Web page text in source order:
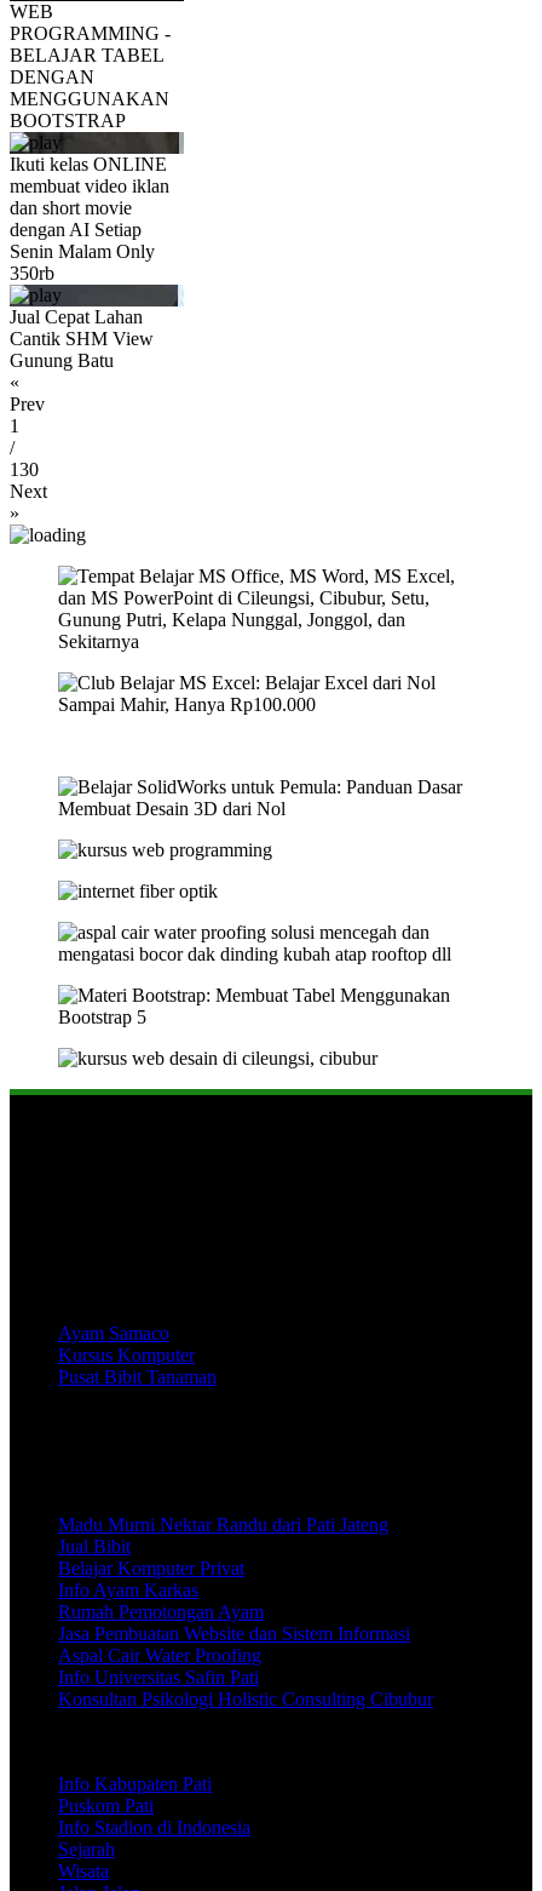
WEB
PROGRAMMING -
BELAJAR TABEL
DENGAN
MENGGUNAKAN
BOOTSTRAP
Ikuti kelas ONLINE
membuat video iklan
dan short movie
dengan AI Setiap
Senin Malam Only
350rb
Jual Cepat Lahan
Cantik SHM View
Gunung Batu
«
Prev
1
/
130
Next
»
Ayam Samaco
Kursus Komputer
Pusat Bibit Tanaman
Madu Murni Nektar Randu dari Pati Jateng
Jual Bibit
Belajar Komputer Privat
Info Ayam Karkas
Rumah Pemotongan Ayam
Jasa Pembuatan Website dan Sistem Informasi
Aspal Cair Water Proofing
Info Universitas Safin Pati
Konsultan Psikologi Holistic Consulting Cibubur
Info Kabupaten Pati
Puskom Pati
Info Stadion di Indonesia
Sejarah
Wisata